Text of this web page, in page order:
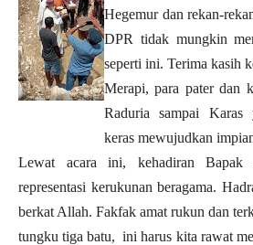
Hegemur dan rekan-
DPR tidak mungkin
seperti ini. Terima kasih
Merapi, para pater dan
Raduria sampai Karas
keras mewujudkan
Lewat acara ini, kehadiran
representasi kerukunan beragama.
berkat Allah. Fakfak amat rukun dan
tungku tiga batu, ini harus kita rawat